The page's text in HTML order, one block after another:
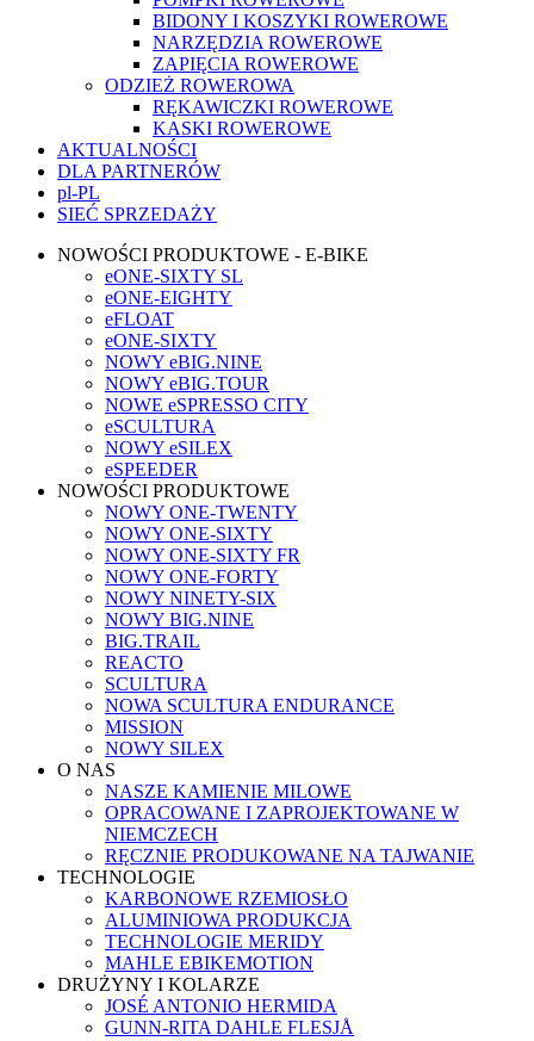
BIDONY I KOSZYKI ROWEROWE
NARZĘDZIA ROWEROWE
ZAPIĘCIA ROWEROWE
ODZIEŻ ROWEROWA
RĘKAWICZKI ROWEROWE
KASKI ROWEROWE
AKTUALNOŚCI
DLA PARTNERÓW
pl-PL
SIEĆ SPRZEDAŻY
NOWOŚCI PRODUKTOWE - E-BIKE
eONE-SIXTY SL
eONE-EIGHTY
eFLOAT
eONE-SIXTY
NOWY eBIG.NINE
NOWY eBIG.TOUR
NOWE eSPRESSO CITY
eSCULTURA
NOWY eSILEX
eSPEEDER
NOWOŚCI PRODUKTOWE
NOWY ONE-TWENTY
NOWY ONE-SIXTY
NOWY ONE-SIXTY FR
NOWY ONE-FORTY
NOWY NINETY-SIX
NOWY BIG.NINE
BIG.TRAIL
REACTO
SCULTURA
NOWA SCULTURA ENDURANCE
MISSION
NOWY SILEX
O NAS
NASZE KAMIENIE MILOWE
OPRACOWANE I ZAPROJEKTOWANE W
NIEMCZECH
RĘCZNIE PRODUKOWANE NA TAJWANIE
TECHNOLOGIE
KARBONOWE RZEMIOSŁO
ALUMINIOWA PRODUKCJA
TECHNOLOGIE MERIDY
MAHLE EBIKEMOTION
DRUŻYNY I KOLARZE
JOSÉ ANTONIO HERMIDA
GUNN-RITA DAHLE FLESJÅ